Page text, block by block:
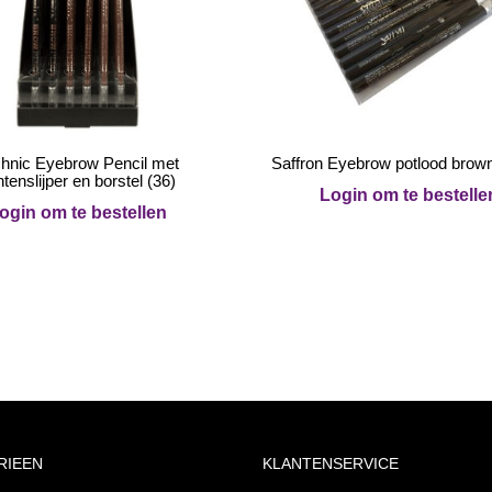
Eyebrow Pencil met
en borstel (36)
om te bestellen
Saffron Eyebrow potlood
Login om te
KLANTENSERVICE